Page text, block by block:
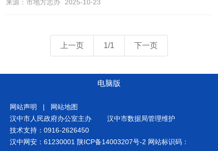
来源： 市地方志办 2025-10-23
上一页 1/1 下一页
电脑版
网站声明 |
网站地图
汉中市人民政府办公室主办
汉中市数据局管理维护
技术支持：0916-2626450
汉中网安：61230001 陕ICP备14003207号-2 网站标识码：